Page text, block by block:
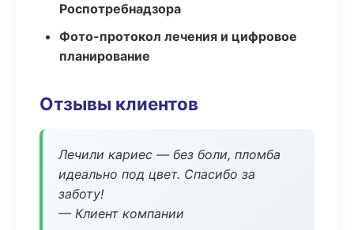
Роспотребнадзора
Фото-протокол лечения и цифровое
планирование
Отзывы клиентов
Лечили кариес — без боли, пломба
идеально под цвет. Спасибо за
заботу!
— Клиент компании